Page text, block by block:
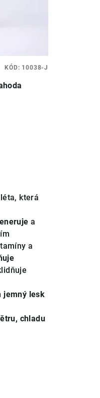
která
a
a
jemný lesk
chladu
KÓD: 10038-J